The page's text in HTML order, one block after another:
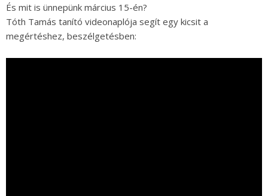
És mit is ünnepünk március 15-én?
Tóth Tamás tanító videonaplója segít egy kicsit a
megértéshez, beszélgetésben: